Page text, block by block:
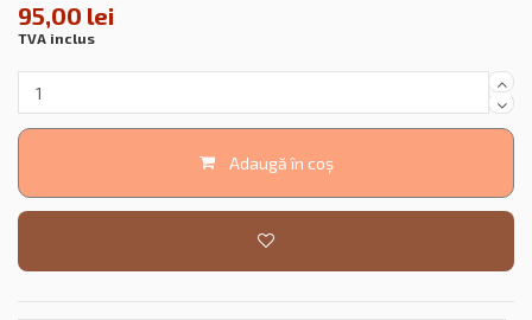
95,00 lei
TVA inclus
Adaugă în coș